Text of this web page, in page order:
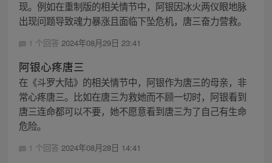
现。例如在重制版的相关情节中，阿银因冰火两仪眼地脉
出现问题导致魂力暴涨且面临下坠危机，唐三奋力营救。
1 个回答 2024年08月29日 23:41
阿银心疼唐三
在《斗罗大陆》的相关情节中，阿银作为唐三的母亲，非
常心疼唐三。比如在唐三为救她而不顾一切时，阿银看到
唐三连命都可以不要，她不愿意看到唐三为了自己有生命
危险。
1 个回答 2024年08月28日 14:41